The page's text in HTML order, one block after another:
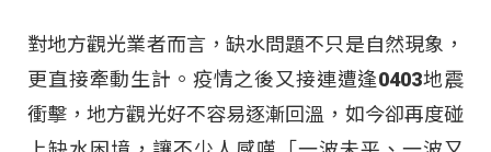
對地方觀光業者而言，缺水問題不只是自然現象，
更直接牽動生計。疫情之後又接連遭逢0403地震
衝擊，地方觀光好不容易逐漸回溫，如今卻再度碰